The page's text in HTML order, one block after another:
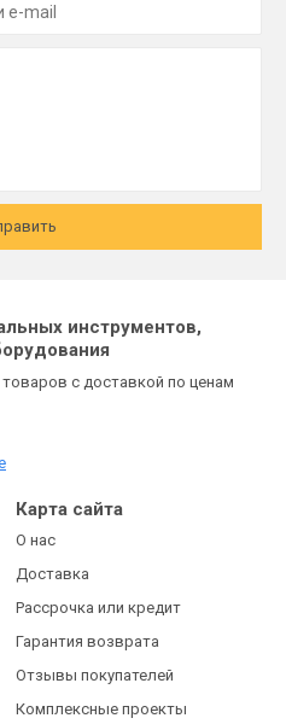
инструментов,
товаров с доставкой по ценам
Карта сайта
О нас
Доставка
Рассрочка или кредит
Гарантия возврата
Отзывы покупателей
Комплексные проекты